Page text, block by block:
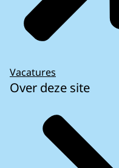
Vacatures
Over deze site